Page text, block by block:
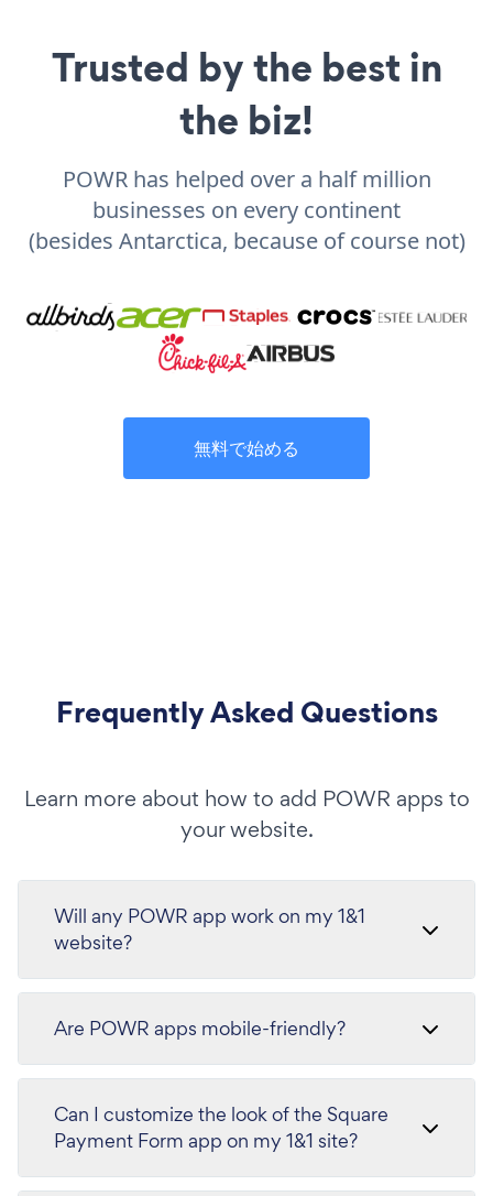
Trusted by the best in
the biz!
POWR has helped over a half million
businesses on every continent
(besides Antarctica, because of course not)
無料で始める
Frequently Asked Questions
Learn more about how to add POWR apps to
your website.
Will any POWR app work on my 1&1
website?
Are POWR apps mobile-friendly?
Can I customize the look of the Square
Payment Form app on my 1&1 site?